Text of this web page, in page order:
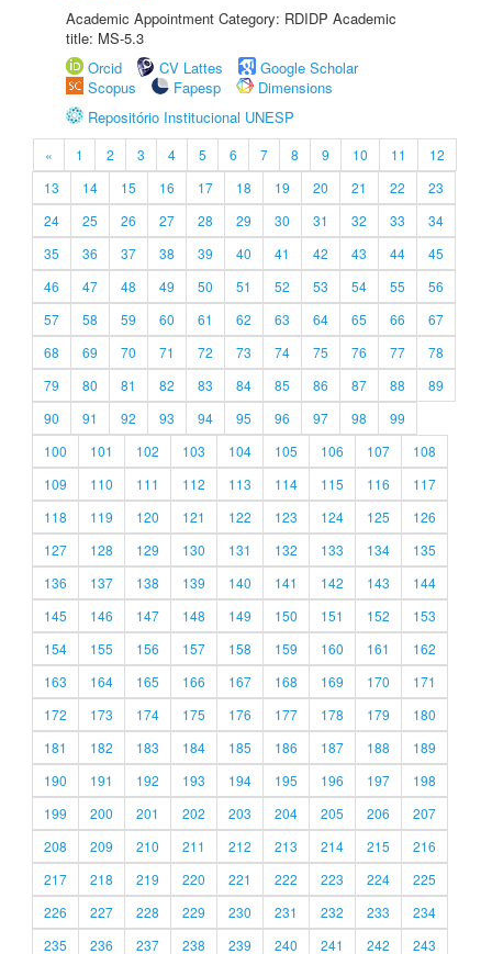
Academic Appointment Category: RDIDP Academic
title: MS-5.3
Orcid
CV Lattes
Google Scholar
Scopus
Fapesp
Dimensions
Repositório Institucional UNESP
« 1 2 3 4 5 6 7 8 9 10 11
12
13
14 15 16 17 18 19 20 21 22
23
24
25 26 27 28 29 30 31 32 33
34
35
36 37 38 39 40 41 42 43 44
45
46
47 48 49 50 51 52 53 54 55
56
57
58 59 60 61 62 63 64 65 66
67
68
69 70 71 72 73 74 75 76 77
78
79
80 81 82 83 84 85 86 87 88
89
90
91 92 93 94 95 96 97 98
99
100
101 102 103 104 105 106 107
108
109
110 111 112 113 114 115 116
117
118
119 120 121 122 123 124 125
126
127
128 129 130 131 132 133 134
135
136
137 138 139 140 141 142 143
144
145
146 147 148 149 150 151 152
153
154
155 156 157 158 159 160 161
162
163
164 165 166 167 168 169 170
171
172
173 174 175 176 177 178 179
180
181
182 183 184 185 186 187 188
189
190
191 192 193 194 195 196 197
198
199
200 201 202 203 204 205 206
207
208
209 210 211 212 213 214 215
216
217
218 219 220 221 222 223 224
225
226
227 228 229 230 231 232 233
234
235
236 237 238 239 240 241 242 243